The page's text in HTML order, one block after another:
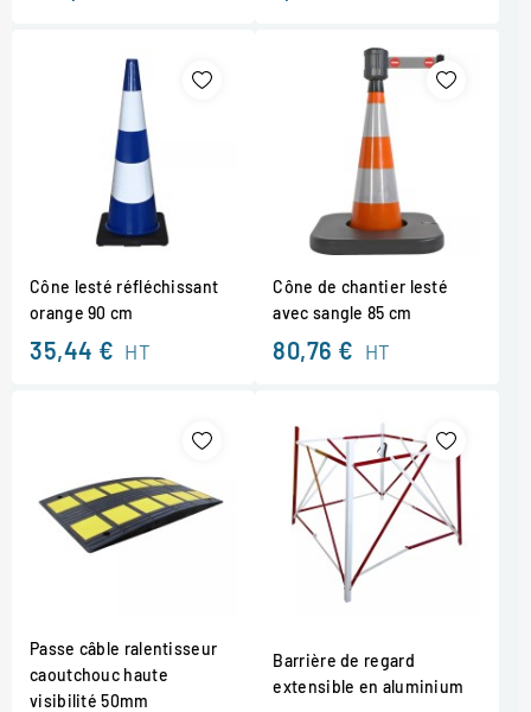
Cône lesté réfléchissant
orange 90 cm
35,44 € HT
Cône de chantier lesté
avec sangle 85 cm
80,76 € HT
Passe câble ralentisseur
caoutchouc haute
visibilité 50mm
Barrière de regard
extensible en aluminium